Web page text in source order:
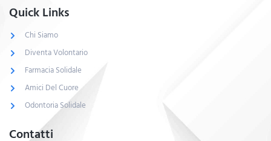
Quick Links
Chi Siamo
Diventa Volontario
Farmacia Solidale
Amici Del Cuore
Odontoria Solidale
Contatti